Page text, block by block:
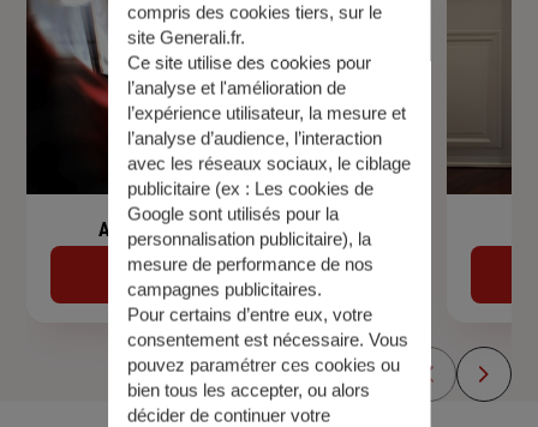
Assurance de prêt immobilier
Découvrir
compris des cookies tiers, sur le
site Generali.fr.
Ce site utilise des cookies pour
l’analyse et l'amélioration de
l’expérience utilisateur, la mesure et
l’analyse d’audience, l’interaction
avec les réseaux sociaux, le ciblage
publicitaire (ex : Les cookies de
Google sont utilisés pour la
personnalisation publicitaire), la
mesure de performance de nos
campagnes publicitaires.
Pour certains d’entre eux, votre
consentement est nécessaire. Vous
pouvez paramétrer ces cookies ou
bien tous les accepter, ou alors
décider de continuer votre